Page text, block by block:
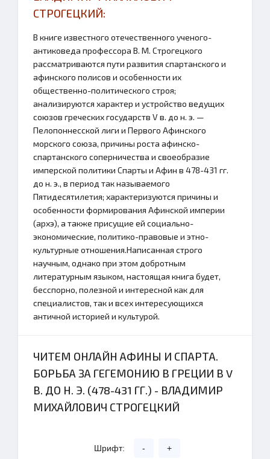
СТРОГЕЦКИЙ:
В книге известного отечественного ученого-
антиковеда профессора В. М. Строгецкого
рассматриваются пути развития спартанского и
афинского полисов и особенности их
общественно-политического строя;
анализируются характер и устройство ведущих
союзов греческих государств V в. до н. э. —
Пелопоннесской лиги и Первого Афинского
морского союза, причины роста афинско-
спартанского соперничества и своеобразие
имперской политики Спарты и Афин в 478-431 гг.
до н. э., в период так называемого
Пятидесятилетия; характеризуются причины и
особенности формирования Афинской империи
(архэ), а также присущие ей социально-
экономические, политико-правовые и этно-
культурные отношения.Написанная строго
научным, однако при этом добротным
литературным языком, настоящая книга будет,
бесспорно, полезной и интересной как для
специалистов, так и всех интересующихся
античной историей и культурой.
ЧИТЕМ ОНЛАЙН АФИНЫ И СПАРТА.
БОРЬБА ЗА ГЕГЕМОНИЮ В ГРЕЦИИ В V
В. ДО Н. Э. (478-431 ГГ.) - ВЛАДИМИР
МИХАЙЛОВИЧ СТРОГЕЦКИЙ
Шрифт: - +